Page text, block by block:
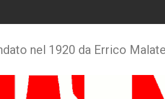
nel 1920 da Errico